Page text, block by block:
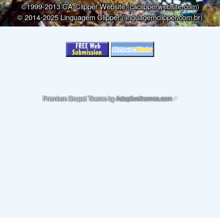
©1999-2013 CA-Clipper Website (caclipperwebsite.com)
© 2014-2025 Linguagem Clipper (linguagemclipper.com.br)
Premium Drupal Theme byAdaptivethemes.com(link is external)